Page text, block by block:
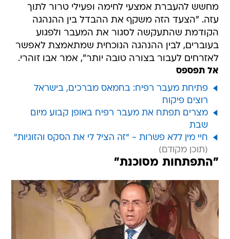
מחשש להעברת אמצעי לחימה ופעילי טרור לתוך
עזה. "הצעד הזה משקף את ההבדל בין ההנהגה
הקודמת שהתעקשה לסגור את המעבר ולפגוע
בעוברים, לבין ההנהגה הנוכחית שמתאמצת לאפשר
לאזרחים לעבור בצורה טובה יותר", אמר אבו זוהרי.
אל תפספס
פתיחת מעבר רפיח: בחמאס מברכים, בישראל
רוצים פיקוח
מצרים תפתח את מעבר רפיח באופן קבוע מיום
שבת
חיי מין ללא פשרות - "זה הציל לי את הסקס והזוגיות"
"התפתחות מסוכנת"